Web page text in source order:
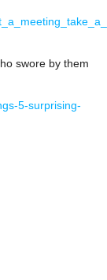
swore by them
5-surprising-